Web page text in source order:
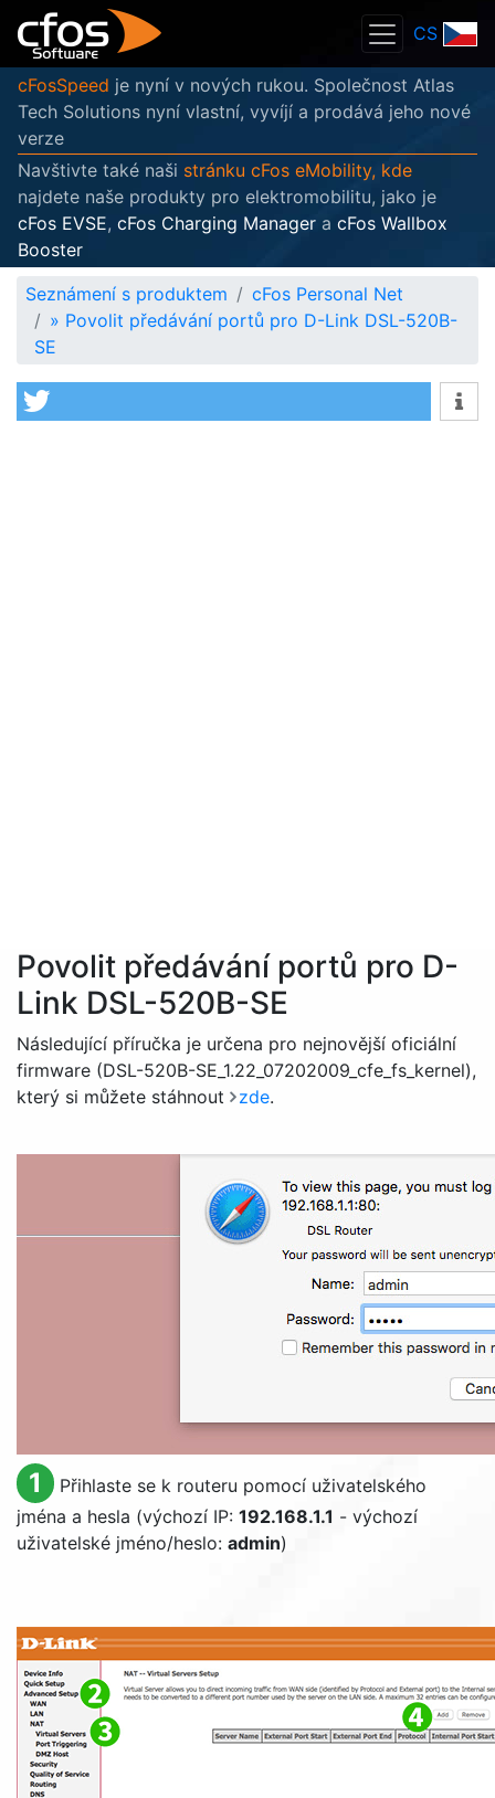
CS
cFosSpeed je nyní v nových rukou. Společnost Atlas
Tech Solutions nyní vlastní, vyvíjí a prodává jeho nové
verze
Navštivte také naši stránku cFos eMobility, kde
najdete naše produkty pro elektromobilitu, jako je
cFos EVSE, cFos Charging Manager a cFos Wallbox
Booster
Seznámení s produktem
cFos Personal Net
» Povolit předávání portů pro D-Link DSL-520B-
SE
Povolit předávání portů pro D-
Link DSL-520B-SE
Následující příručka je určena pro nejnovější oficiální
firmware (DSL-520B-SE_1.22_07202009_cfe_fs_kernel),
který si můžete stáhnout
zde.
1
Přihlaste se k routeru pomocí uživatelského
jména a hesla (výchozí IP: 192.168.1.1 - výchozí
uživatelské jméno/heslo: admin)